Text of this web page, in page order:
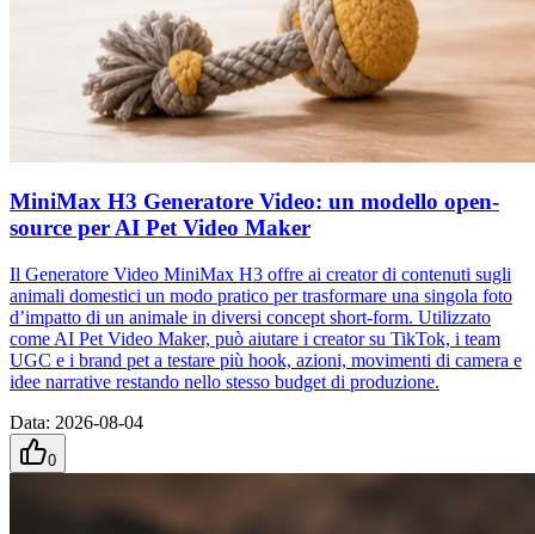
MiniMax H3 Generatore Video: un modello open-
source per AI Pet Video Maker
Il Generatore Video MiniMax H3 offre ai creator di contenuti sugli
animali domestici un modo pratico per trasformare una singola foto
d’impatto di un animale in diversi concept short-form. Utilizzato
come AI Pet Video Maker, può aiutare i creator su TikTok, i team
UGC e i brand pet a testare più hook, azioni, movimenti di camera e
idee narrative restando nello stesso budget di produzione.
Data: 2026-08-04
0